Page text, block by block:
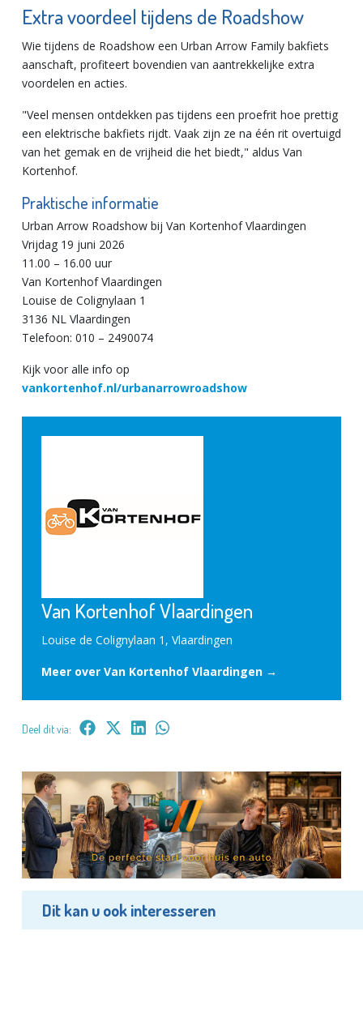
Extra voordeel tijdens de Roadshow
Wie tijdens de Roadshow een Urban Arrow Family bakfiets
aanschaft, profiteert bovendien van aantrekkelijke extra
voordelen en acties.
"Veel mensen ontdekken pas tijdens een proefrit hoe prettig
een elektrische bakfiets rijdt. Vaak zijn ze na één rit overtuigd
van het gemak en de vrijheid die het biedt," aldus Van
Kortenhof.
Praktische informatie
Urban Arrow Roadshow bij Van Kortenhof Vlaardingen
Vrijdag 19 juni 2026
11.00 – 16.00 uur
Van Kortenhof Vlaardingen
Louise de Colignylaan 1
3136 NL Vlaardingen
Telefoon: 010 – 2490074
Kijk voor alle info op
vankortenhof.nl/urbanarrowroadshow
Van Kortenhof Vlaardingen
Louise de Colignylaan 1, Vlaardingen
Meer over Van Kortenhof Vlaardingen →
Deel dit via:
Dit kan u ook interesseren